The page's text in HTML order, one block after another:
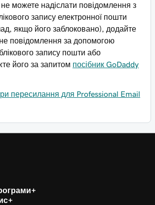
можете надіслати повідомлення з
запису електронної пошти
якщо його заблоковано), додайте
повідомлення за допомогою
запису пошти або
його за запитом посібник GoDaddy
пересилання для Professional Email